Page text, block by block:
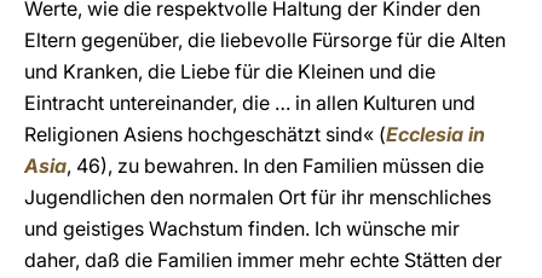
Werte, wie die respektvolle Haltung der Kinder den
Eltern gegenüber, die liebevolle Fürsorge für die Alten
und Kranken, die Liebe für die Kleinen und die
Eintracht untereinander, die … in allen Kulturen und
Religionen Asiens hochgeschätzt sind« (Ecclesia in
Asia, 46), zu bewahren. In den Familien müssen die
Jugendlichen den normalen Ort für ihr menschliches
und geistiges Wachstum finden. Ich wünsche mir
daher, daß die Familien immer mehr echte Stätten der